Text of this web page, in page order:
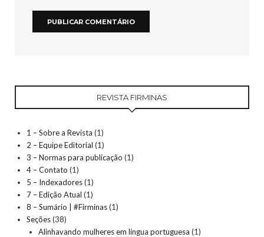
REVISTA FIRMINAS
1 – Sobre a Revista (1)
2 – Equipe Editorial (1)
3 – Normas para publicação (1)
4 – Contato (1)
5 – Indexadores(1)
7 – Edição Atual (1)
8 – Sumário | #Firminas(1)
Seções(38)
Alinhavando mulheres em língua portuguesa (1)